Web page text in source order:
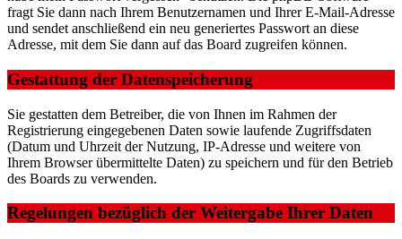
fragt Sie dann nach Ihrem Benutzernamen und Ihrer E-Mail-Adresse
und sendet anschließend ein neu generiertes Passwort an diese
Adresse, mit dem Sie dann auf das Board zugreifen können.
Gestattung der Datenspeicherung
Sie gestatten dem Betreiber, die von Ihnen im Rahmen der
Registrierung eingegebenen Daten sowie laufende Zugriffsdaten
(Datum und Uhrzeit der Nutzung, IP-Adresse und weitere von
Ihrem Browser übermittelte Daten) zu speichern und für den Betrieb
des Boards zu verwenden.
Regelungen bezüglich der Weitergabe Ihrer Daten